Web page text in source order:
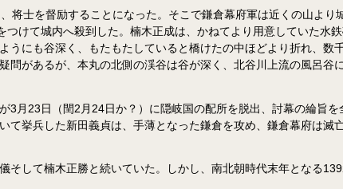
将士を督励することになった。そこで鎌倉幕府軍は近くの山よ
けて城内へ殺到した。楠木正成は、かねてより用意していた水
うにも谷深く、もたもたしていると橋けたの中ほどより折れ、
があるが、本丸の北側の渓谷は谷が深く、北谷川上流の風呂
月23日（閏2月24日か？）に隠岐国の配所を脱出、討幕の綸旨
挙兵した新田義貞は、手薄となった鎌倉を攻め、鎌倉幕府は
して楠木正勝と続いていた。しかし、南北朝時代末年となる